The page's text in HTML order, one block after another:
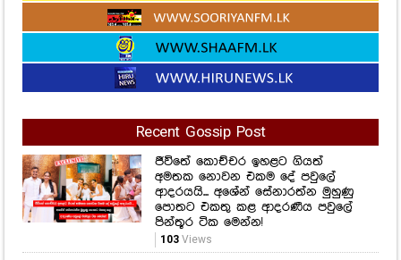
Recent Gossip Post
ජීවිතේ කොච්චර ඉහළට ගියත්
අමතක නොවන එකම දේ පවුලේ
ආදරයයි... අශේන් සේනාරත්න මුහුණු
පොතට එකතු කළ ආදරණීය පවුලේ
පින්තූර ටික මෙන්න!
103Views